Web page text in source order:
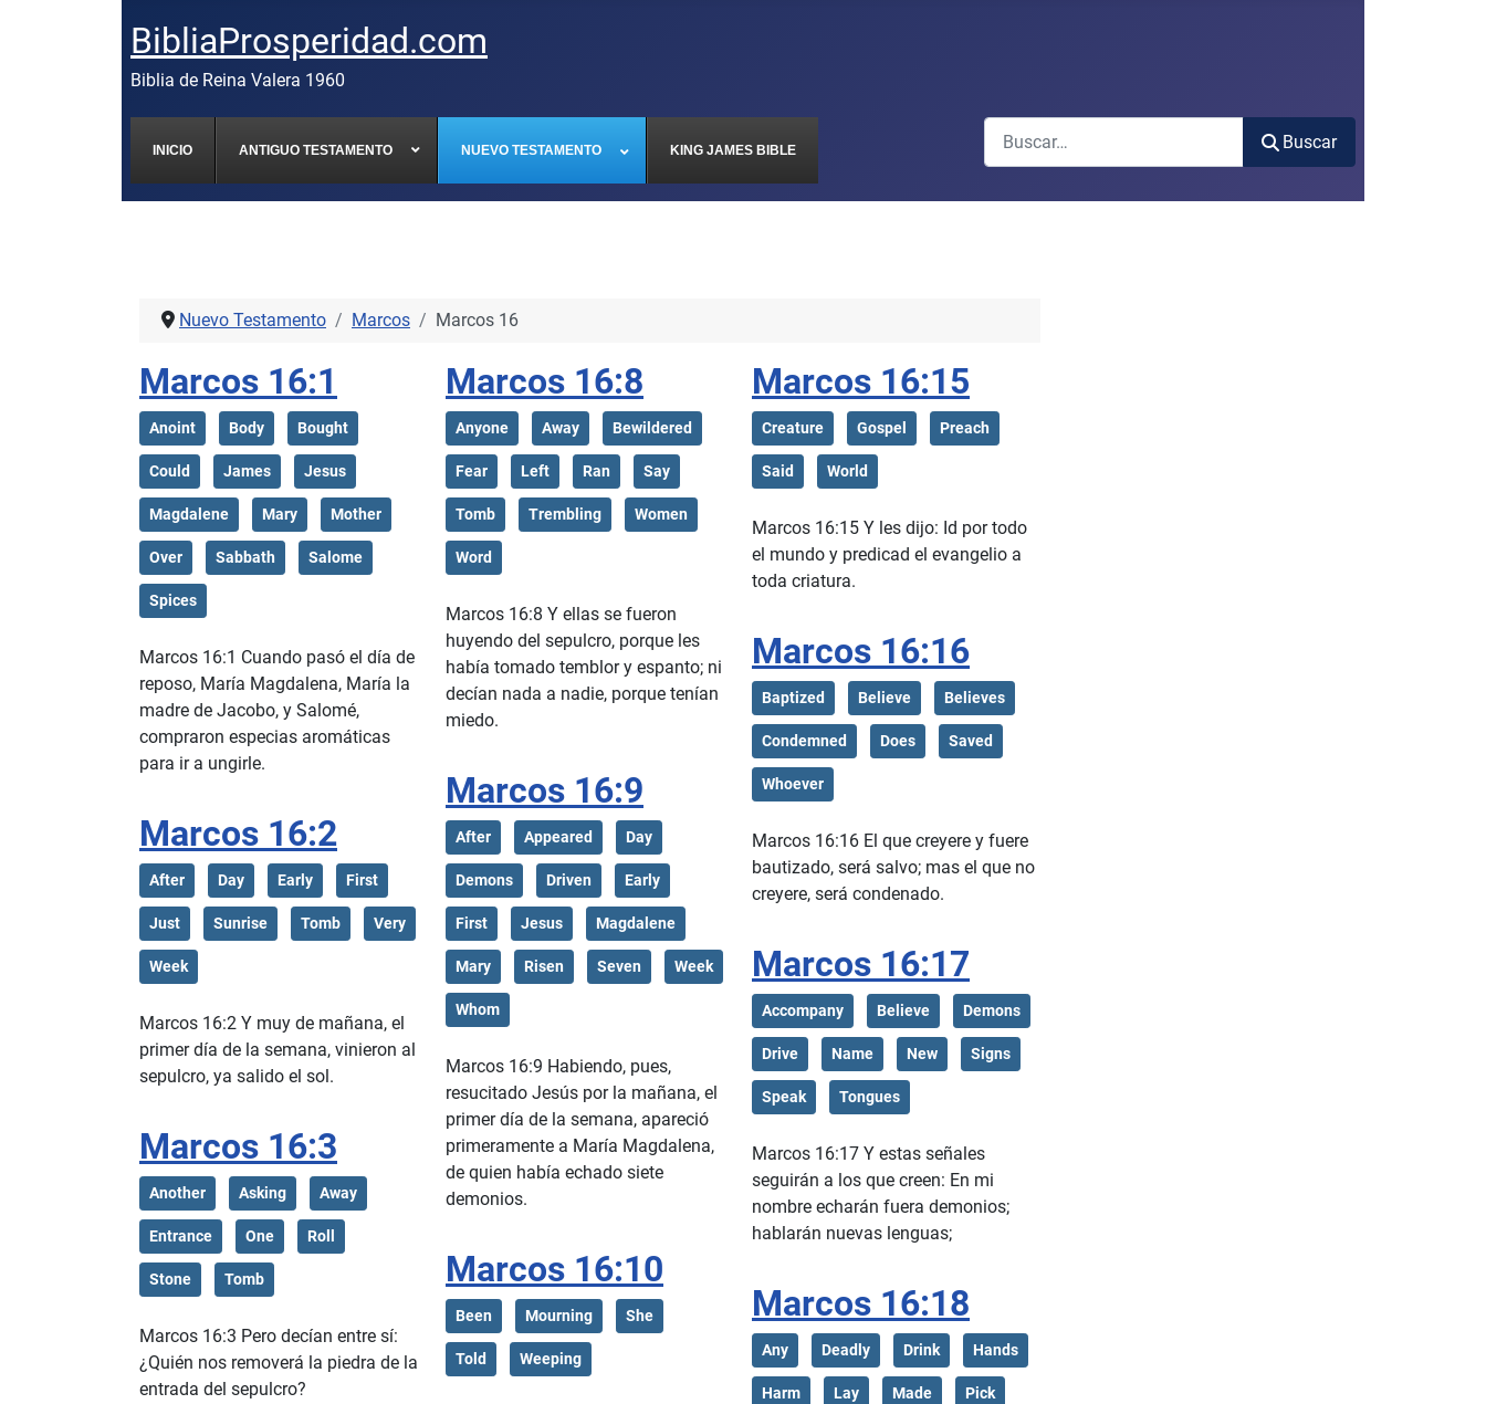
BibliaProsperidad.com
Biblia de Reina Valera 1960
INICIO ANTIGUO TESTAMENTO NUEVO TESTAMENTO KING JAMES BIBLE
Buscar
Buscar
Nuevo Testamento Marcos Marcos 16
Marcos 16:1
Anoint Body Bought
Could James Jesus
Magdalene Mary Mother
Over Sabbath Salome
Spices
Marcos 16:1 Cuando pasó el día de
reposo, María Magdalena, María la
madre de Jacobo, y Salomé,
compraron especias aromáticas
para ir a ungirle.
Marcos 16:2
After Day Early First
Just Sunrise Tomb Very
Week
Marcos 16:2 Y muy de mañana, el
primer día de la semana, vinieron al
sepulcro, ya salido el sol.
Marcos 16:3
Another Asking Away
Entrance One Roll
Stone Tomb
Marcos 16:3 Pero decían entre sí:
¿Quién nos removerá la piedra de la
entrada del sepulcro?
Marcos 16:8
Anyone Away Bewildered
Fear Left Ran Say
Tomb Trembling Women
Word
Marcos 16:8 Y ellas se fueron
huyendo del sepulcro, porque les
había tomado temblor y espanto; ni
decían nada a nadie, porque tenían
miedo.
Marcos 16:9
After Appeared Day
Demons Driven Early
First Jesus Magdalene
Mary Risen Seven Week
Whom
Marcos 16:9 Habiendo, pues,
resucitado Jesús por la mañana, el
primer día de la semana, apareció
primeramente a María Magdalena,
de quien había echado siete
demonios.
Marcos 16:10
Been Mourning She
Told Weeping
Marcos 16:15
Creature Gospel Preach
Said World
Marcos 16:15 Y les dijo: Id por todo
el mundo y predicad el evangelio a
toda criatura.
Marcos 16:16
Baptized Believe Believes
Condemned Does Saved
Whoever
Marcos 16:16 El que creyere y fuere
bautizado, será salvo; mas el que no
creyere, será condenado.
Marcos 16:17
Accompany Believe Demons
Drive Name New Signs
Speak Tongues
Marcos 16:17 Y estas señales
seguirán a los que creen: En mi
nombre echarán fuera demonios;
hablarán nuevas lenguas;
Marcos 16:18
Any Deadly Drink Hands
Harm Lay Made Pick